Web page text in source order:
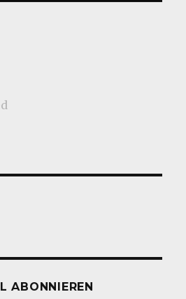
ABONNIEREN